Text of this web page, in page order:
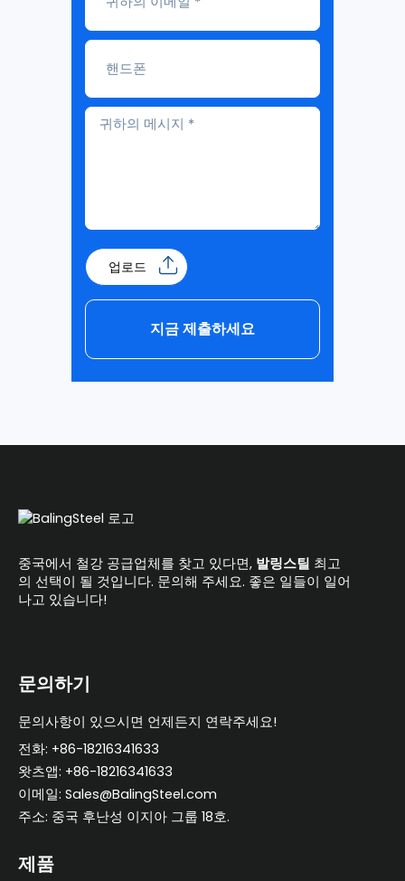
업로드
지금 제출하세요
Alternative:
중국에서 철강 공급업체를 찾고 있다면, 발링스틸 최고
의 선택이 될 것입니다. 문의해 주세요. 좋은 일들이 일어
나고 있습니다!
문의하기
문의사항이 있으시면 언제든지 연락주세요!
전화: +86-18216341633
왓츠앱: +86-18216341633
이메일: Sales@BalingSteel.com
주소: 중국 후난성 이지아 그룹 18호.
제품